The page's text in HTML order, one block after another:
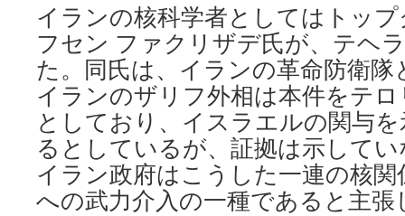
イランの核科学者としてはトッ
フセン ファクリザデ氏が、テヘ
た。同氏は、イランの革命防衛
イランのザリフ外相は本件をテ
としており、イスラエルの関与
るとしているが、証拠は示して
イラン政府はこうした一連の核
への武力介入の一種であると主張